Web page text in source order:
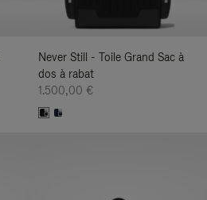
Never Still - Toile Grand Sac à
dos à rabat
1.500,00 €